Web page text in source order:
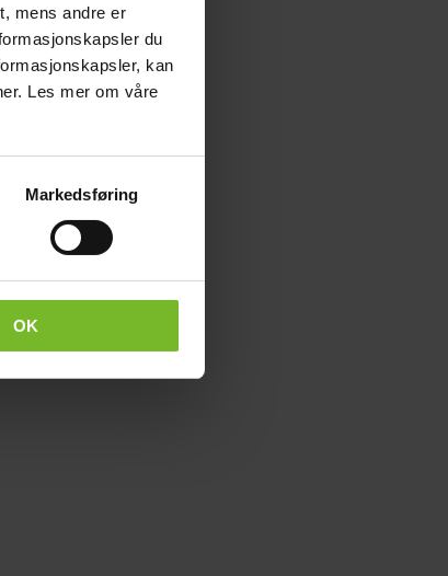
mens andre er
du
kan
Les mer om våre
Markedsføring
OK